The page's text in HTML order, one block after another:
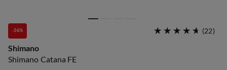
-36% (22)
Shimano
Shimano Catana FE